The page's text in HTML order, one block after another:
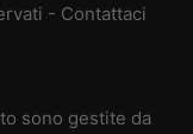
- Contattaci
sono gestite da